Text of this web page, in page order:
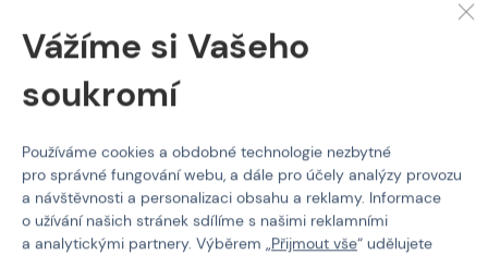
Stojí zapozornost
Vážíme si Vašeho
soukromí
Používáme cookies a obdobné technologie nezbytné
pro správné fungování webu, a dále pro účely analýzy provozu
a návštěvnosti a personalizaci obsahu a reklamy. Informace
o užívání našich stránek sdílíme s našimi reklamními
a analytickými partnery. Výběrem „Přijmout vše“ udělujete